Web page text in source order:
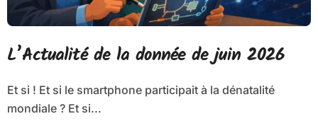
L’Actualité de la donnée de juin 2026
Et si ! Et si le smartphone participait à la dénatalité
mondiale ? Et si...